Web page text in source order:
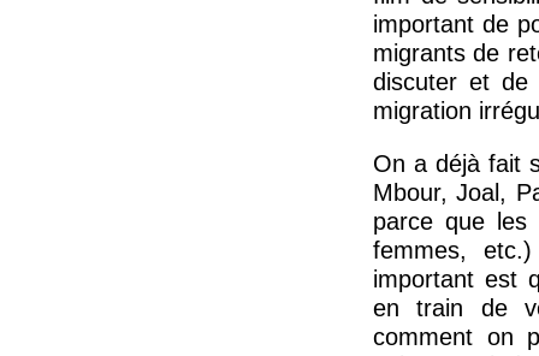
important de
migrants de
discuter et de
migration
On a déjà fait
Mbour, Joal,
parce que les
femmes,
important est
en train de
comment on